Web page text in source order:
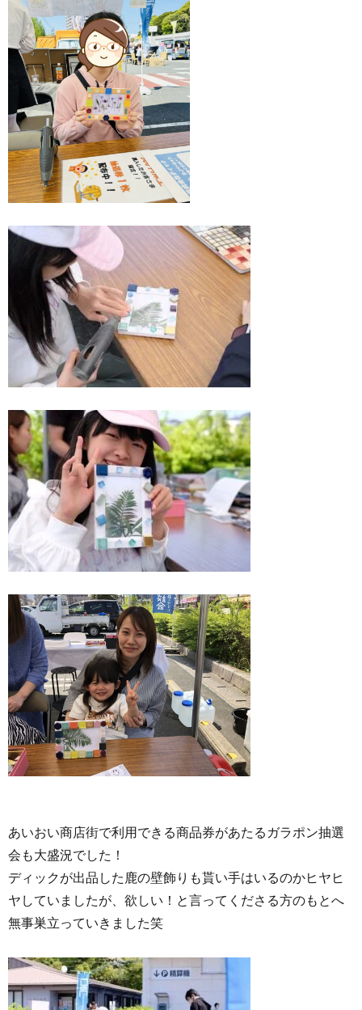
あいおい商店街で利用できる商品券があたるガラポン抽選
会も大盛況でした！
ディックが出品した鹿の壁飾りも貰い手はいるのかヒヤヒ
ヤしていましたが、欲しい！と言ってくださる方のもとへ
無事巣立っていきました笑